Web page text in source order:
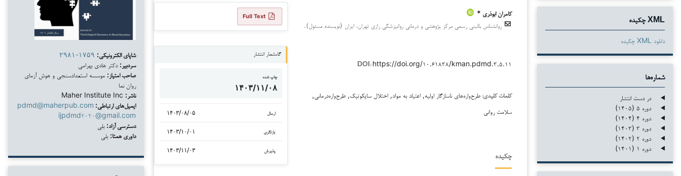
XML چکیده
دانلود XML چکیده
شماره‌ها
در دست انتشار
دوره ۵ (۱۴۰۵)
دوره ۴ (۱۴۰۴)
دوره ۳ (۱۴۰۳)
دوره ۲ (۱۴۰۲)
دوره ۱ (۱۴۰۱)
کامران ابوذری *
روانشناس بالینی رسمی مرکز پژوهشی و درمانی روانپزشکی رازی تهران، ایران (نویسنده مسئول).
DOI: https://doi.org/۱۰.۶۱۸۳۸/kman.pdmd.۳.۵.۱۱
کلمات کلیدی: طرح‌واره‌های ناسازگار اولیه, اعتیاد به مواد, اختلال سایکوتیک, طرح‌واره‌درمانی,
سلامت روانی
چکیده
دانلودها Full Text
گاه‌شمار انتشار
چاپ شده
۱۴۰۳/۱۱/۰۸
ارسال ۱۴۰۳/۰۸/۰۵
بازنگری ۱۴۰۳/۱۰/۰۱
پذیرش ۱۴۰۳/۱۱/۰۳
شاپای الکترونیکی: ۲۹۸۱-۱۷۵۹
سردبیر: دکتر هادی بهرامی
صاحب امتیاز: موسسه استعدادسنجی و هوش آزمای
روان نما
ناشر:
ایمیل‌های ارتباطی: pdmd@maherpub.com
ijpdmd۲۰۲۰@gmail.com
دسترسی آزاد: بلی
داوری همتا: بلی